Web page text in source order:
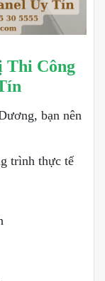
Thi Công
bạn nên
trình thực tế